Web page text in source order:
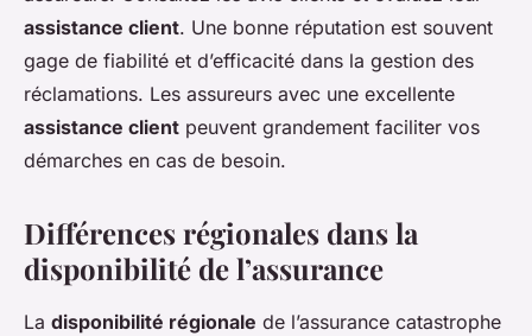
assistance client. Une bonne réputation est souvent
gage de fiabilité et d’efficacité dans la gestion des
réclamations. Les assureurs avec une excellente
assistance client peuvent grandement faciliter vos
démarches en cas de besoin.
Différences régionales dans la
disponibilité de l’assurance
La disponibilité régionale de l’assurance catastrophe